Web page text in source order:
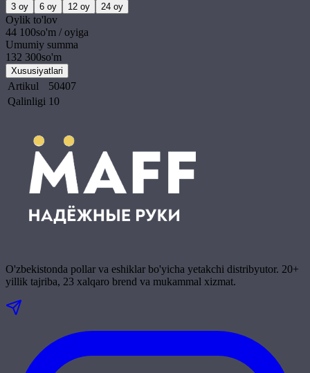
3 oy 6 oy 12 oy 24 oy
Oylik to'lov
44 100so'm / oyiga
Umumiy summa
132 300so'm
Xususiyatlari
Artikul
50407
Qalinligi 10
O'zbekistonda pollar va eshiklar bo'yicha yetakchi distribyutor. 20+
yillik tajriba, 23 xalqaro brend va mukammal xizmat.